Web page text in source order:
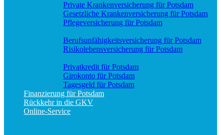
Private Krankenversicherung für Potsdam
Gesetzliche Krankenversicherung für Potsdam
Pflegeversicherung für Potsdam
Berufs­unfähigkeitsversicherung für Potsdam
Risikolebensversicherung für Potsdam
Privatkredit für Potsdam
Girokonto für Potsdam
Tagesgeld für Potsdam
Finanzierung für Potsdam
Rückkehr in die GKV
Online-Service